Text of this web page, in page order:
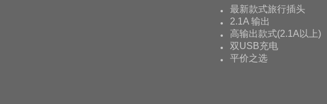
最新款式旅行插头
2.1A 输出
高输出款式(2.1A以上)
双USB充电
平价之选